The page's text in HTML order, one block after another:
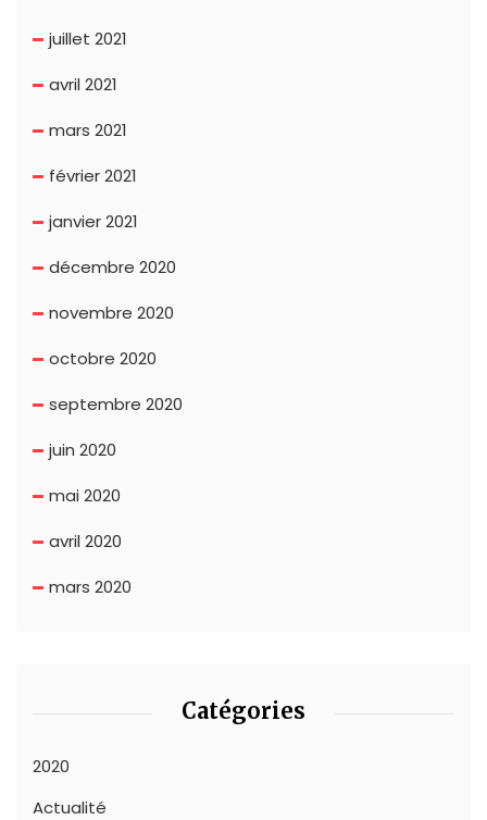
juillet 2021
avril 2021
mars 2021
février 2021
janvier 2021
décembre 2020
novembre 2020
octobre 2020
septembre 2020
juin 2020
mai 2020
avril 2020
mars 2020
Catégories
2020
Actualité